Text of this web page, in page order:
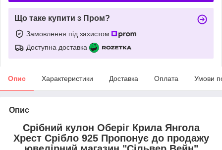
Що таке купити з Пром?
Замовлення під захистом
Доступна доставка
Опис Характеристики Доставка Оплата Умови
Опис
Срібний кулон Оберіг Крила Янгола
Хрест Срібло 925 Пропонує до продажу